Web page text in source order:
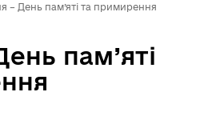
– День пам’яті та примирення
пам’яті